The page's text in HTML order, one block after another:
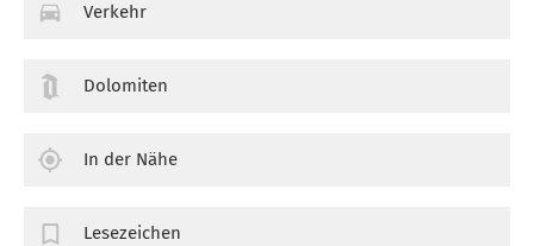
Verkehr
Dolomiten
In der Nähe
Lesezeichen